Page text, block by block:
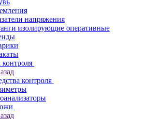
напряжения
изолирующие оперативные
контроля
контроля